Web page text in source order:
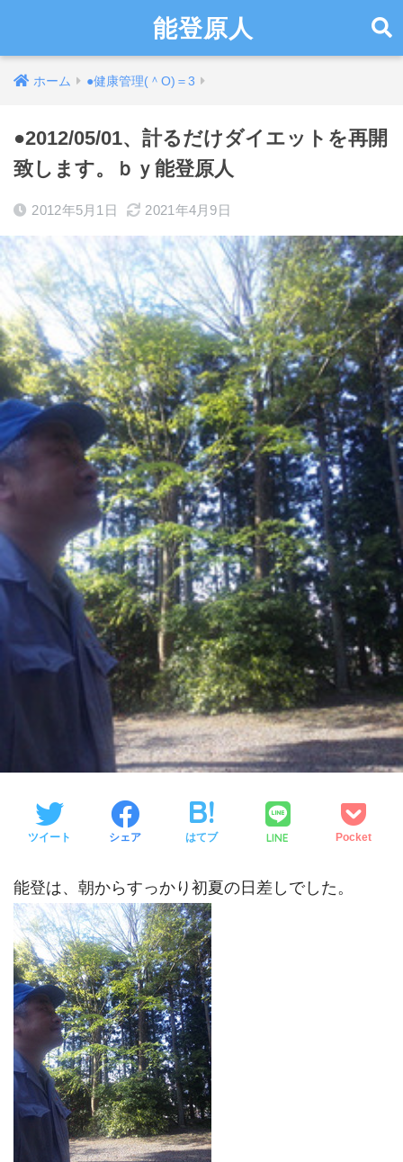
能登原人
ホーム ●健康管理(＾O)＝3
●2012/05/01、計るだけダイエットを再開
致します。ｂｙ能登原人
2012年5月1日 2021年4月9日
ツイート シェア はてブ LINE Pocket
能登は、朝からすっかり初夏の日差しでした。